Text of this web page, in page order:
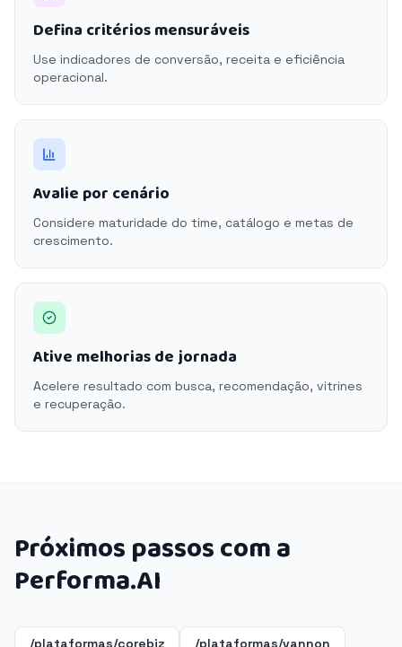
Defina critérios mensuráveis
Use indicadores de conversão, receita e eficiência
operacional.
Avalie por cenário
Considere maturidade do time, catálogo e metas de
crescimento.
Ative melhorias de jornada
Acelere resultado com busca, recomendação, vitrines
e recuperação.
Próximos passos com a
Performa.AI
/plataformas/corebiz /plataformas/vannon